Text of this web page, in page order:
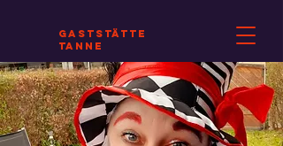
Gaststätte
Tanne